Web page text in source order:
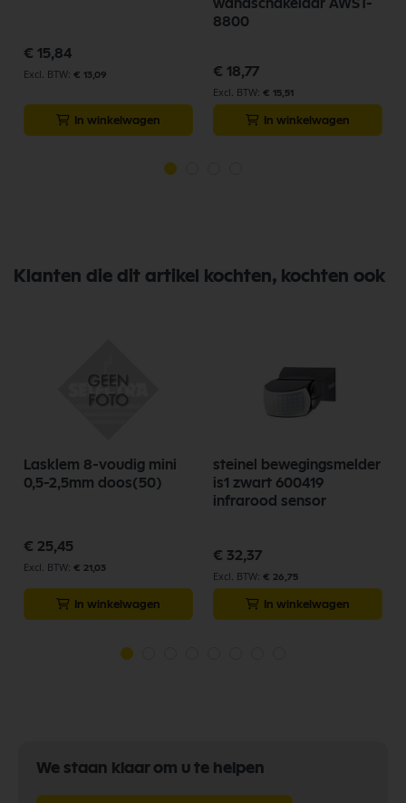
€ 15,84
€ 13,09
In winkelwagen
wandschakelaar AWST-
8800
€ 18,77
€ 15,51
In winkelwagen
Klanten die dit artikel kochten, kochten ook
Lasklem 8-voudig mini
0,5-2,5mm doos(50)
€ 25,45
€ 21,03
In winkelwagen
steinel bewegingsmelder
is1 zwart 600419
infrarood sensor
€ 32,37
€ 26,75
In winkelwagen
We staan klaar om u te helpen